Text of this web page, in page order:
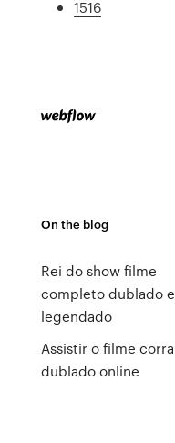
1516
On the blog
Rei do show filme
completo dublado e
legendado
Assistir o filme corra
dublado online